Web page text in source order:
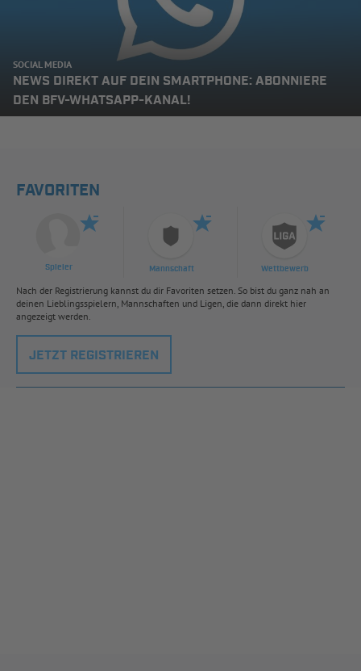
SOCIAL MEDIA
NEWS DIREKT AUF DEIN SMARTPHONE: ABONNIERE
DEN BFV-WHATSAPP-KANAL!
FAVORITEN
Spieler Mannschaft Wettbewerb
Nach der Registrierung kannst du dir Favoriten setzen. So bist du ganz nah an
deinen Lieblingsspielern, Mannschaften und Ligen, die dann direkt hier
angezeigt werden.
JETZT REGISTRIEREN